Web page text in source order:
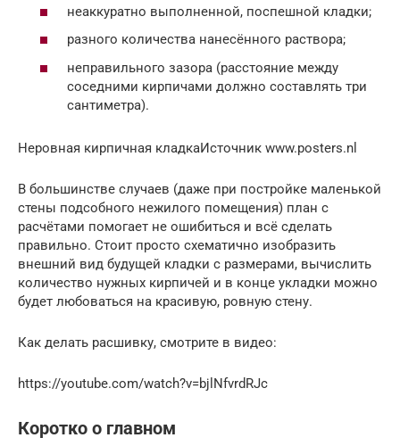
неаккуратно выполненной, поспешной кладки;
разного количества нанесённого раствора;
неправильного зазора (расстояние между
соседними кирпичами должно составлять три
сантиметра).
Неровная кирпичная кладкаИсточник www.posters.nl
В большинстве случаев (даже при постройке маленькой
стены подсобного нежилого помещения) план с
расчётами помогает не ошибиться и всё сделать
правильно. Стоит просто схематично изобразить
внешний вид будущей кладки с размерами, вычислить
количество нужных кирпичей и в конце укладки можно
будет любоваться на красивую, ровную стену.
Как делать расшивку, смотрите в видео:
https://youtube.com/watch?v=bjlNfvrdRJc
Коротко о главном